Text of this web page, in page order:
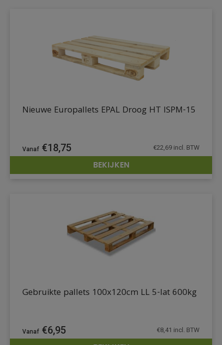
DETAILS
Nieuwe Europallets EPAL Droog HT ISPM-15
€18,75 €22,69 incl. BTW
BEKIJKEN
Gebruikte pallets 100x120cm LL 5-lat 600kg
€6,95 €8,41 incl. BTW